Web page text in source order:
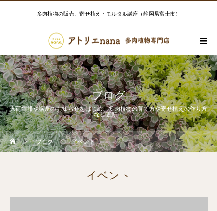
多肉植物の販売、寄せ植え・モルタル講座（静岡県富士市）
ブログ
入荷情報や講座のお知らせをはじめ、多肉植物の育て方や寄せ植えの作り方
など更新！
ブログ イベント
イベント